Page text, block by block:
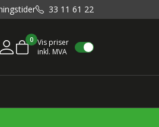
33 11 61 22
Mine sider
0 Vis priser
inkl. MVA